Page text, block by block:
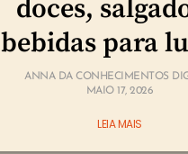
doces,
bebidas para
ANNA DA CONHECIMENTOS
MAIO 17, 2026
LEIA MAIS